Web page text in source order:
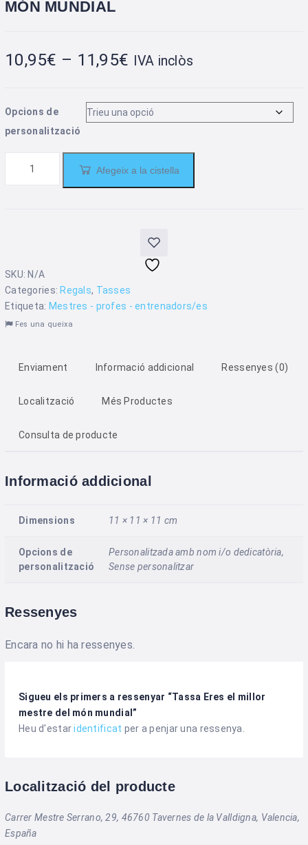
MÓN MUNDIAL
10,95€ – 11,95€ IVA inclòs
Opcions de
personalització
Afegeix a la cistella
SKU: N/A
Categories: Regals, Tasses
Etiqueta: Mestres - profes - entrenadors/es
Fes una queixa
Enviament Informació addicional Ressenyes (0)
Localització Més Productes
Consulta de producte
Informació addicional
Dimensions 11 × 11 × 11 cm
Opcions de
personalització
Personalitzada amb nom i/o dedicatòria,
Sense personalitzar
Ressenyes
Encara no hi ha ressenyes.
Sigueu els primers a ressenyar “Tassa Eres el millor
mestre del món mundial”
Heu d'estaridentificat per a penjar una ressenya.
Localització del producte
Carrer Mestre Serrano, 29, 46760 Tavernes de la Valldigna, Valencia,
España